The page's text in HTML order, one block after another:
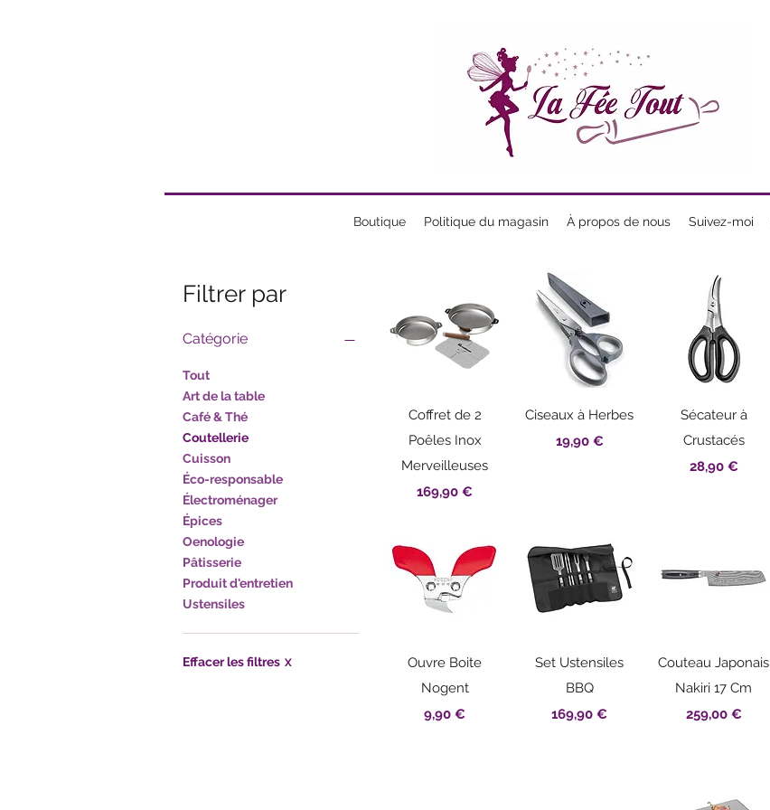
Boutique Politique du magasin À propos de nous Suivez-moi
Filtrer par
Catégorie
Tout
Art de la table
Café & Thé
Coutellerie
Cuisson
Éco-responsable
Électroménager
Épices
Oenologie
Pâtisserie
Produit d'entretien
Ustensiles
Effacer les filtres X
Aperçu rapide
Coffret de 2
Poêles Inox
Merveilleuses
Prix
169,90 €
Aperçu rapide
Ciseaux à Herbes
Prix
19,90 €
Aperçu rapide
Sécateur à
Crustacés
Prix
28,90 €
Aperçu rapide
Ouvre Boite
Nogent
Prix
9,90 €
Aperçu rapide
Set Ustensiles
BBQ
Prix
169,90 €
Aperçu rapide
Couteau Japonais
Nakiri 17 Cm
Prix
259,00 €